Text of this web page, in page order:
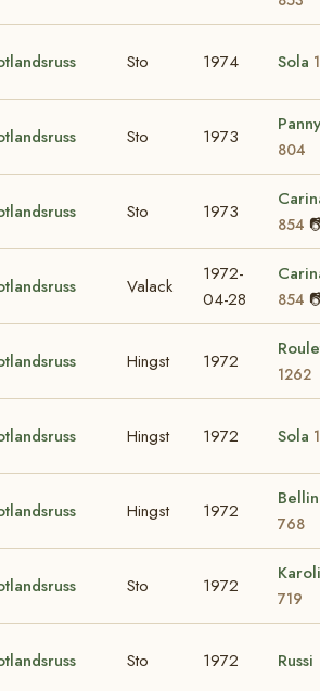
Sto 1974 Sola
Sto 1973
Panny
804
Sto 1973
854
Valack
1972-
04-28
854
Hingst 1972
1262
Hingst 1972 Sola
Hingst 1972
768
Sto 1972
719
Sto 1972 Russi